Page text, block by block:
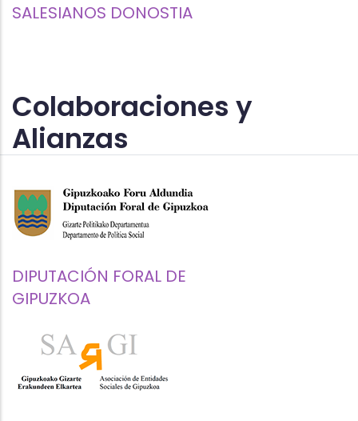
SALESIANOS DONOSTIA
Colaboraciones y
Alianzas
DIPUTACIÓN FORAL DE
GIPUZKOA